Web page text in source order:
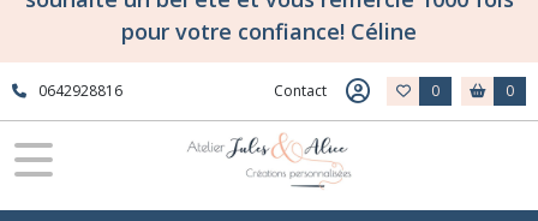
pour votre confiance! Céline
0642928816 Contact 0 0